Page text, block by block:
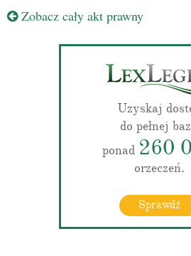
Zobacz cały akt prawny
Uzyskaj
do pełnej
ponad 260
orzeczeń.
Sprawdź